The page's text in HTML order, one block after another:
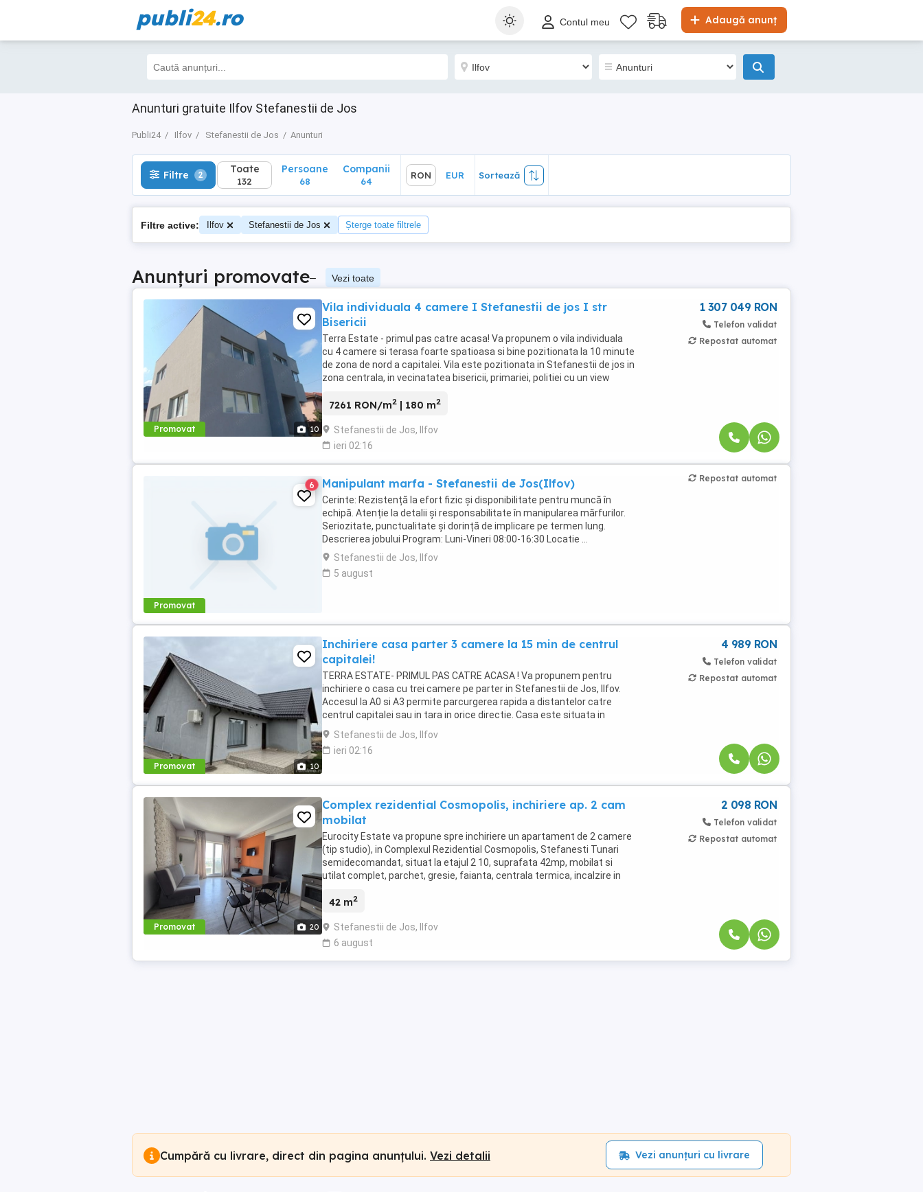
publi24.ro Adaugă anunț
Contul meu
Anunturi gratuite Ilfov Stefanestii de Jos
Publi24 Ilfov Stefanestii de Jos Anunturi
Filtre 2 Toate
132
Sortează
Filtre 2 Toate
132
Persoane
68
Companii
64
RON EUR Sortează
Filtre active: Ilfov Stefanestii de Jos Șterge toate filtrele
Anunțuri promovate– Vezi toate
Promovat 10
Vila individuala 4 camere I Stefanestii de jos I str
Bisericii
Terra Estate - primul pas catre acasa! Va propunem o vila individuala
cu 4 camere si terasa foarte spatioasa si bine pozitionata la 10 minute
de zona de nord a capitalei. Vila este pozitionata in Stefanestii de jos in
zona centrala, in vecinatatea bisericii, primariei, politiei cu un view
7261 RON/m2 | 180 m2
Stefanestii de Jos, Ilfov
ieri 02:16
1 307 049 RON
Telefon validat
Repostat automat
Promovat
6 Manipulant marfa - Stefanestii de Jos(Ilfov)
Cerinte: Rezistență la efort fizic și disponibilitate pentru muncă în
echipă. Atenție la detalii și responsabilitate în manipularea mărfurilor.
Seriozitate, punctualitate și dorință de implicare pe termen lung.
Descrierea jobului Program: Luni-Vineri 08:00-16:30 Locatie ...
Stefanestii de Jos, Ilfov
5 august
Repostat automat
Promovat 10
Inchiriere casa parter 3 camere la 15 min de centrul
capitalei!
TERRA ESTATE- PRIMUL PAS CATRE ACASA ! Va propunem pentru
inchiriere o casa cu trei camere pe parter in Stefanestii de Jos, Ilfov.
Accesul la A0 si A3 permite parcurgerea rapida a distantelor catre
centrul capitalei sau in tara in orice directie. Casa este situata in
centrul localitatii pe str. Bisericii ...
Stefanestii de Jos, Ilfov
ieri 02:16
4 989 RON
Telefon validat
Repostat automat
Promovat 20
Complex rezidential Cosmopolis, inchiriere ap. 2 cam
mobilat
Eurocity Estate va propune spre inchiriere un apartament de 2 camere
(tip studio), in Complexul Rezidential Cosmopolis, Stefanesti Tunari
semidecomandat, situat la etajul 2 10, suprafata 42mp, mobilat si
utilat complet, parchet, gresie, faianta, centrala termica, incalzire in
42 m2
Stefanestii de Jos, Ilfov
6 august
2 098 RON
Telefon validat
Repostat automat
Cumpără cu livrare, direct din pagina anunțului. Vezi detalii Vezi anunțuri cu livrare